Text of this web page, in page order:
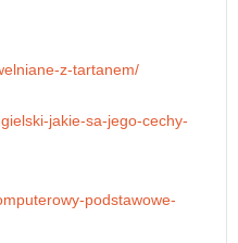
z-tartanem/
jakie-sa-jego-cechy-
podstawowe-